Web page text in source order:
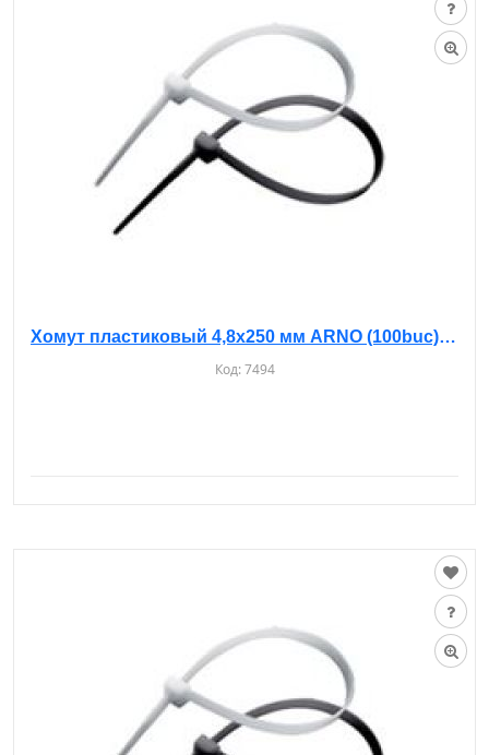
Хомут пластиковый 4,8х250 мм ARNO (100buc), белые
Код:7494